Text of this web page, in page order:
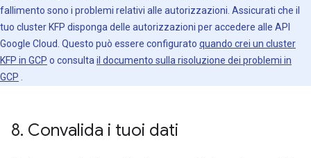
fallimento sono i problemi relativi alle autorizzazioni. Assicurati che il
tuo cluster KFP disponga delle autorizzazioni per accedere alle API
Google Cloud. Questo può essere configurato quando crei un cluster
KFP in GCP o consulta il documento sulla risoluzione dei problemi in
GCP
8. Convalida i tuoi dati